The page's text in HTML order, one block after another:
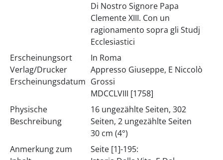
Di Nostro Signore Papa
Clemente XIII. Con un
ragionamento sopra gli Studj
Ecclesiastici
Erscheinungsort
Verlag/Drucker
Erscheinungsdatum
In Roma
Appresso Giuseppe, E Niccolò
Grossi
MDCCLVIII [1758]
Physische
Beschreibung
16 ungezählte Seiten, 302
Seiten, 2 ungezählte Seiten
30 cm (4°)
Anmerkung zum
Seite [1]-195: